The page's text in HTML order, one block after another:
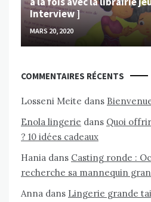
Interview ]
MARS 20, 2020
COMMENTAIRES RÉCENTS
Losseni Meite dans
Enola lingerie dans Quoi
? 10 idées cadeaux
Hania dans Casting ronde :
recherche sa mannequin
Anna dans Lingerie grande